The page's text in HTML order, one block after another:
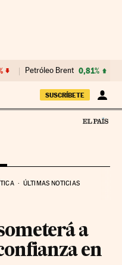
Petróleo Brent 0,81%
SUSCRÍBETE
ÚLTIMAS NOTICIAS
a
en